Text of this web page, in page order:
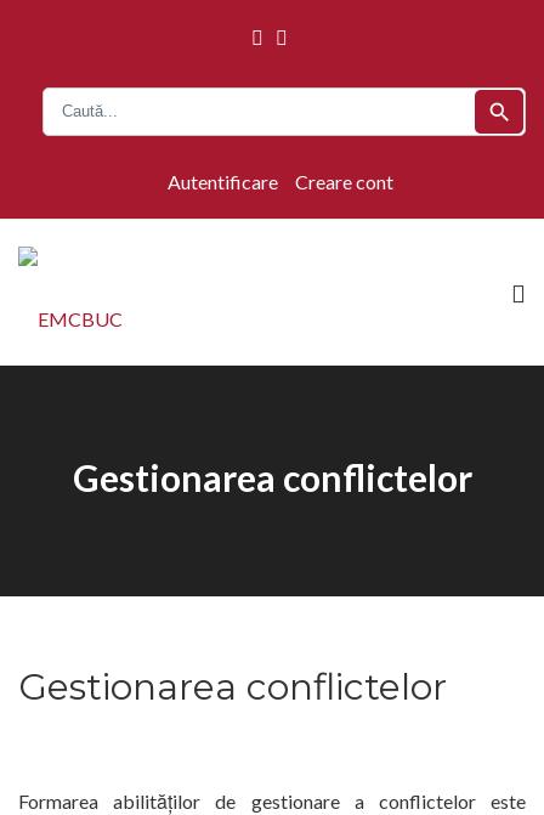
search
Autentificare Creare cont
Gestionarea conflictelor
Gestionarea conflictelor
Formarea abilităților de gestionare a conflictelor este